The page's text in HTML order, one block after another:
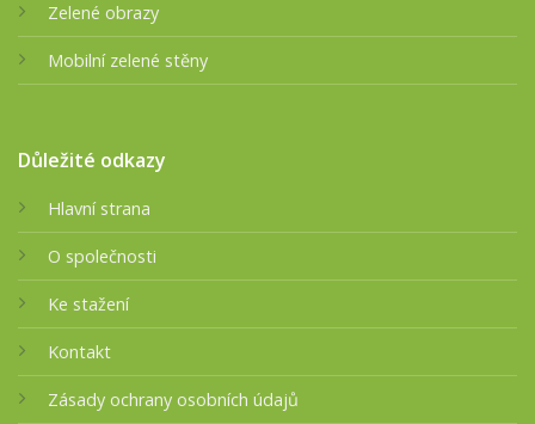
Zelené obrazy
Mobilní zelené stěny
Důležité odkazy
Hlavní strana
O společnosti
Ke stažení
Kontakt
Zásady ochrany osobních údajů